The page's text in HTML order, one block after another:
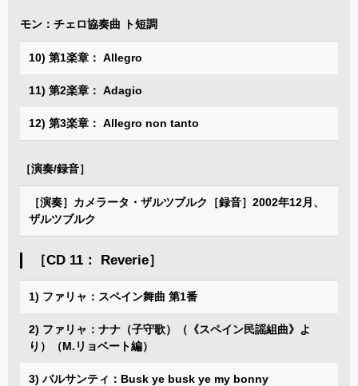
モン：チェロ協奏曲 ト短調
10) 第1楽章： Allegro
11) 第2楽章： Adagio
12) 第3楽章： Allegro non tanto
［演奏/録音］
［演奏］カメラータ・ザルツブルク［録音］2002年12月、
ザルツブルク
［CD 11： Reverie］
1) ファリャ：スペイン舞曲 第1番
2) ファリャ：ナナ（子守歌）（《スペイン民謡組曲》よ
り）（M.リョベート編）
3) バルサンティ：Busk ye busk ye my bonny